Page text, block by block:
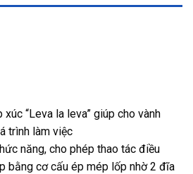
“Leva la leva” giúp cho vành
trình làm việc
năng, cho phép thao tác điều
bằng cơ cấu ép mép lốp nhờ 2 đĩa